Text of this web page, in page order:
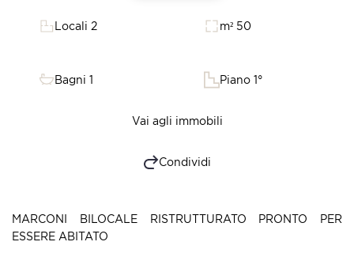
Locali 2 m² 50
Bagni 1 Piano 1°
Vai agli immobili
Condividi
MARCONI BILOCALE RISTRUTTURATO PRONTO PER
ESSERE ABITATO